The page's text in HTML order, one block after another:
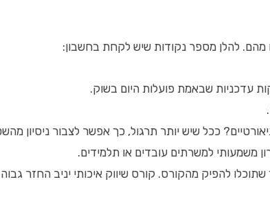
מהם. להלן מספר נקודות שיש לקחת בחשבון:
ככל שיש יותר תרגול, כך אפשר לצבור ניסיון
משמעותי למשרתים עובדים או תלמידים.
להפיק מהקורס. קורס שיווק איכותי יניב החזר